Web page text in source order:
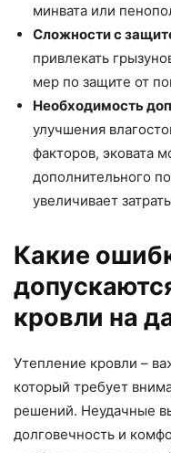
минвата или
Сложности с
привлекать
мер по защите от
Необходимость
улучшения
факторов, эковата
дополнительного
увеличивает
Какие
кровли на
Утепление кровли –
который требует
решений. Неудачные
долговечность и